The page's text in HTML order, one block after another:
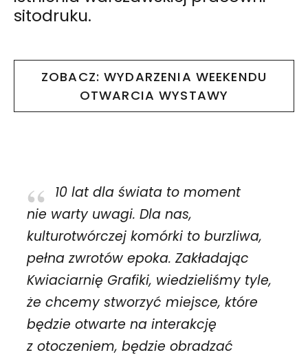
sitodruku.
ZOBACZ: WYDARZENIA WEEKENDU
OTWARCIA WYSTAWY
10 lat dla świata to moment
nie warty uwagi. Dla nas,
kulturotwórczej komórki to burzliwa,
pełna zwrotów epoka. Zakładając
Kwiaciarnię Grafiki, wiedzieliśmy tyle,
że chcemy stworzyć miejsce, które
będzie otwarte na interakcję
z otoczeniem, będzie obradzać